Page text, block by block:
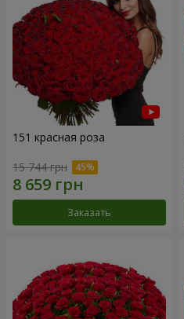
151 красная роза
15 744 грн
Заказать